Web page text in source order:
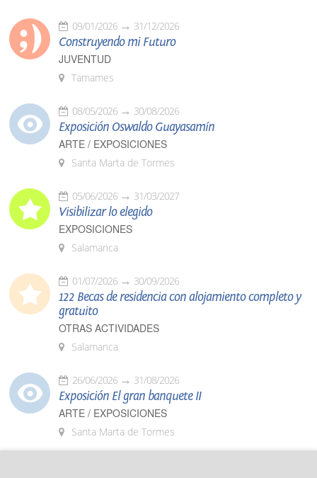
09/01/2026 31/12/2026
Construyendo mi Futuro
JUVENTUD
Tamames
08/05/2026 30/08/2026
Exposición Oswaldo Guayasamín
ARTE / EXPOSICIONES
Santa Marta de Tormes
05/06/2026 31/03/2027
Visibilizar lo elegido
EXPOSICIONES
Salamanca
01/07/2026 30/09/2026
122 Becas de residencia con alojamiento completo y
gratuito
OTRAS ACTIVIDADES
Salamanca
26/06/2026 31/08/2026
Exposición El gran banquete II
ARTE / EXPOSICIONES
Santa Marta de Tormes